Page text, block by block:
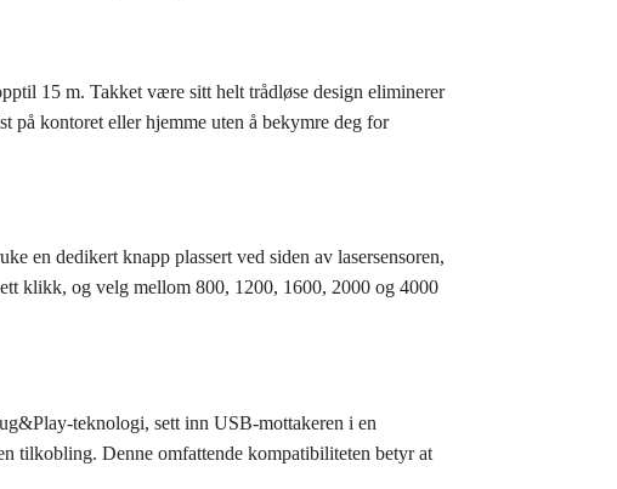
15 m. Takket være sitt helt trådløse design eliminerer
på kontoret eller hjemme uten å bekymre deg for
en dedikert knapp plassert ved siden av lasersensoren,
klikk, og velg mellom 800, 1200, 1600, 2000 og 4000
teknologi, sett inn USB-mottakeren i en
tilkobling. Denne omfattende kompatibiliteten betyr at